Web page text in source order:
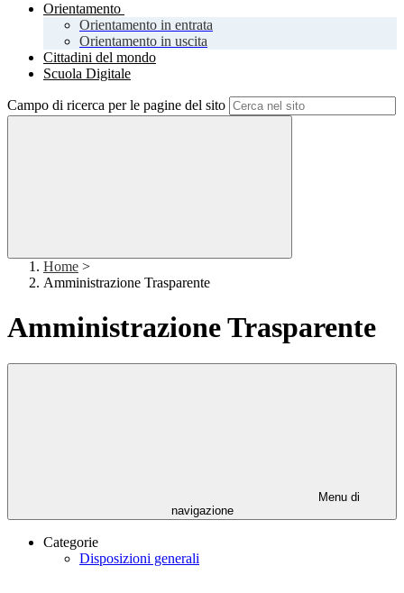
Orientamento
Orientamento in entrata
Orientamento in uscita
Cittadini del mondo
Scuola Digitale
Campo di ricerca per le pagine del sito
Home >
Amministrazione Trasparente
Amministrazione Trasparente
Menu di
navigazione
Categorie
Disposizioni generali